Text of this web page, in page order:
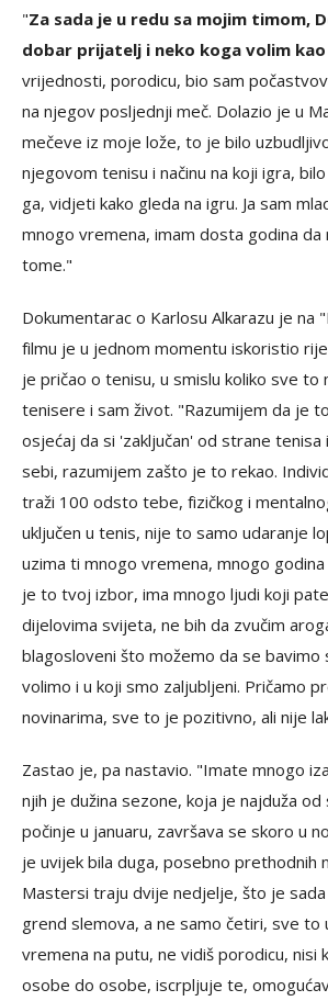
"Za sada je u redu sa mojim timom,
dobar prijatelj i neko koga volim
vrijednosti, porodicu, bio sam
na njegov posljednji meč. Dolazio je u
mečeve iz moje lože, to je bilo
njegovom tenisu i načinu na koji igra,
ga, vidjeti kako gleda na igru. Ja sam
mnogo vremena, imam dosta godina da
tome."
Dokumentarac o Karlosu Alkarazu je na
filmu je u jednom momentu iskoristio
je pričao o tenisu, u smislu koliko sve to
tenisere i sam život. "Razumijem da je
osjećaj da si 'zaključan' od strane tenisa
sebi, razumijem zašto je to rekao.
traži 100 odsto tebe, fizičkog i
uključen u tenis, nije to samo udaranje
uzima ti mnogo vremena, mnogo
je to tvoj izbor, ima mnogo ljudi koji
dijelovima svijeta, ne bih da zvučim
blagosloveni što možemo da se bavimo
volimo i u koji smo zaljubljeni. Pričamo
novinarima, sve to je pozitivno, ali nije
Zastao je, pa nastavio. "Imate mnogo
njih je dužina sezone, koja je najduža
počinje u januaru, završava se skoro u
je uvijek bila duga, posebno prethodnih
Mastersi traju dvije nedjelje, što je
grend slemova, a ne samo četiri, sve to
vremena na putu, ne vidiš porodicu, nisi
osobe do osobe, iscrpljuje te,